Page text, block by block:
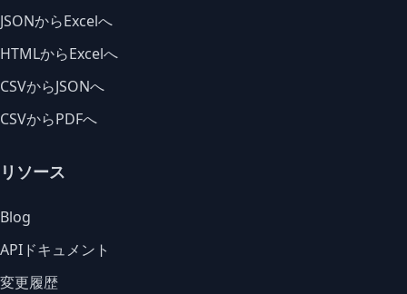
JSONからExcelへ
HTMLからExcelへ
CSVからJSONへ
CSVからPDFへ
リソース
Blog
APIドキュメント
変更履歴